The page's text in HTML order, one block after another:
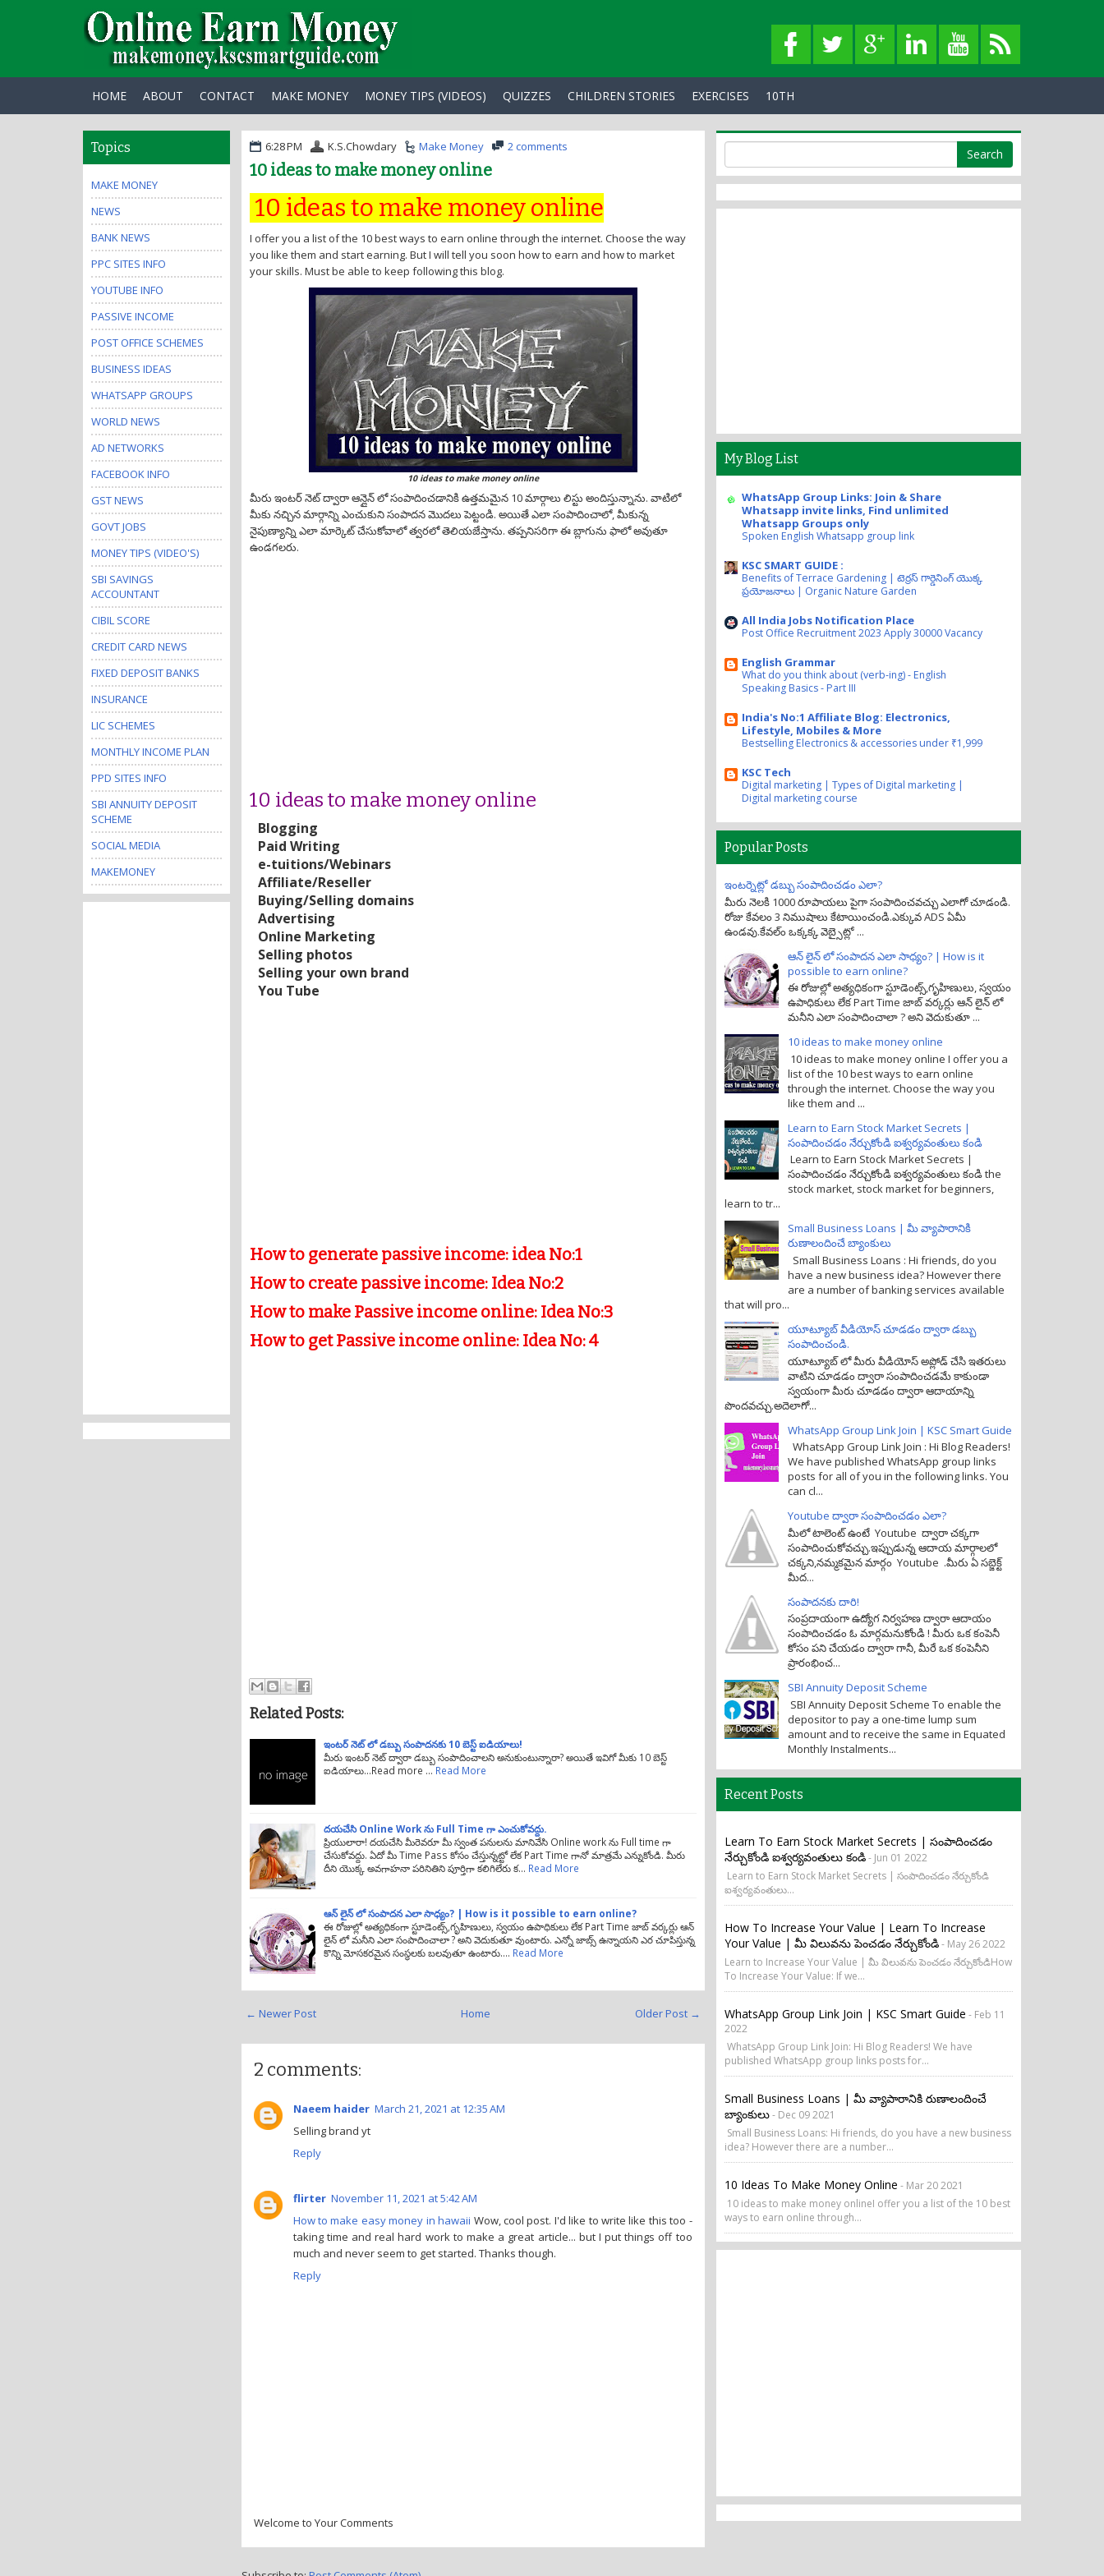
HOME ABOUT CONTACT MAKE MONEY MONEY TIPS (VIDEOS) QUIZZES CHILDREN STORIES EXERCISES 10TH
6:28 PM K.S.Chowdary Make Money 2 comments
10 ideas to make money online
10 ideas to make money online
I offer you a list of the 10 best ways to earn online through the internet. Choose the way
you like them and start earning. But I will tell you soon how to earn and how to market
your skills. Must be able to keep following this blog.
10 ideas to make money online
మీరు ఇంటర్ నెట్ ద్వారా ఆన్లైన్ లో సంపాదించడానికి ఉత్తమమైన 10 మార్గాలు లిస్టు అందిస్తున్నాను. వాటిలో
మీకు నచ్చిన మార్గాన్ని ఎంచుకుని సంపాదన మొదలు పెట్టండి. అయితే ఎలా సంపాదించాలో, మీకున్న
నైపుణ్యాన్ని ఎలా మార్కెట్ చేసుకోవాలో త్వరలో తెలియజేస్తాను. తప్పనిసరిగా ఈ బ్లాగును ఫాలో అవుతూ
ఉండగలరు.
10 ideas to make money online
Blogging
Paid Writing
e-tuitions/Webinars
Affiliate/Reseller
Buying/Selling domains
Advertising
Online Marketing
Selling photos
Selling your own brand
You Tube
How to generate passive income: idea No:1
How to create passive income: Idea No:2
How to make Passive income online: Idea No:3
How to get Passive income online: Idea No: 4
Related Posts:
ఇంటర్ నెట్ లో డబ్బు సంపాదనకు 10 బెస్ట్ ఐడియాలు!
మీరు ఇంటర్ నెట్ ద్వారా డబ్బు సంపాదించాలని అనుకుంటున్నారా? అయితే ఇవిగో మీకు 10 బెస్ట్
ఐడియాలు...Read more … Read More
దయచేసి Online Work ను Full Time గా ఎంచుకోవద్దు.
ప్రియులారా! దయచేసి మీరెవరూ మీ స్వంత పనులను మానివేసి Online work ను Full time గా
చేసుకోవద్దు. ఏదో మీ Time Pass కోసం చేస్తున్నట్టో లేక Part Time గానో మాత్రమే ఎన్నుకోండి. మీరు
దీని యొక్క అవగాహనా పరినితిని పూర్తిగా కలిగిలేరు క… Read More
ఆన్ లైన్ లో సంపాదన ఎలా సాధ్యం? | How is it possible to earn online?
ఈ రోజుల్లో అత్యధికంగా స్టూడెంట్స్,గృహిణులు, స్వయం ఉపాధికులు లేక Part Time జాబ్ వర్కర్లు ఆన్
లైన్ లో మనీని ఎలా సంపాదించాలా ? అని వెదుకుతూ వుంటారు. ఎన్నో జాబ్స్ ఉన్నాయని ఎర చూపిస్తున్న
కొన్ని మోసకరమైన సంస్థలకు బలవుతూ ఉంటారు.… Read More
← Newer Post Older Post →
Home
2 comments:
Naeem haider March 21, 2021 at 12:35 AM
Selling brand yt
Reply
flirter November 11, 2021 at 5:42 AM
How to make easy money in hawaii Wow, cool post. I'd like to write like this too -
taking time and real hard work to make a great article... but I put things off too
much and never seem to get started. Thanks though.
Reply
Welcome to Your Comments
Topics
MAKE MONEY
NEWS
BANK NEWS
PPC SITES INFO
YOUTUBE INFO
PASSIVE INCOME
POST OFFICE SCHEMES
BUSINESS IDEAS
WHATSAPP GROUPS
WORLD NEWS
AD NETWORKS
FACEBOOK INFO
GST NEWS
GOVT JOBS
MONEY TIPS (VIDEO'S)
SBI SAVINGS
ACCOUNTANT
CIBIL SCORE
CREDIT CARD NEWS
FIXED DEPOSIT BANKS
INSURANCE
LIC SCHEMES
MONTHLY INCOME PLAN
PPD SITES INFO
SBI ANNUITY DEPOSIT
SCHEME
SOCIAL MEDIA
MAKEMONEY
My Blog List
WhatsApp Group Links: Join & Share
Whatsapp invite links, Find unlimited
Whatsapp Groups only
Spoken English Whatsapp group link
KSC SMART GUIDE :
Benefits of Terrace Gardening | టెర్రస్ గార్డెనింగ్ యొక్క
ప్రయోజనాలు | Organic Nature Garden
All India Jobs Notification Place
Post Office Recruitment 2023 Apply 30000 Vacancy
English Grammar
What do you think about (verb-ing) - English
Speaking Basics - Part III
India's No:1 Affiliate Blog: Electronics,
Lifestyle, Mobiles & More
Bestselling Electronics & accessories under ₹1,999
KSC Tech
Digital marketing | Types of Digital marketing |
Digital marketing course
Popular Posts
ఇంటర్నెట్లో డబ్బు సంపాదించడం ఎలా?
మీరు నెలకి 1000 రూపాయలు పైగా సంపాదించవచ్చు ఎలాగో చూడండి.
రోజు కేవలం 3 నిముషాలు కేటాయించండి.ఎక్కువ ADS ఏమీ
ఉండవు.కేవల్ం ఒక్కక్క వెబ్సైట్లో ...
ఆన్ లైన్ లో సంపాదన ఎలా సాధ్యం? | How is it
possible to earn online?
ఈ రోజుల్లో అత్యధికంగా స్టూడెంట్స్,గృహిణులు, స్వయం
ఉపాధికులు లేక Part Time జాబ్ వర్కర్లు ఆన్ లైన్ లో
మనీని ఎలా సంపాదించాలా ? అని వెదుకుతూ ...
10 ideas to make money online
10 ideas to make money online I offer you a
list of the 10 best ways to earn online
through the internet. Choose the way you
like them and ...
Learn to Earn Stock Market Secrets |
సంపాదించడం నేర్చుకోండి ఐశ్వర్యవంతులు కండి
Learn to Earn Stock Market Secrets |
సంపాదించడం నేర్చుకోండి ఐశ్వర్యవంతులు కండి the
stock market, stock market for beginners,
learn to tr...
Small Business Loans | మీ వ్యాపారానికి
రుణాలందించే బ్యాంకులు
Small Business Loans : Hi friends, do you
have a new business idea? However there
are a number of banking services available
that will pro...
యూట్యూబ్ వీడియోస్ చూడడం ద్వారా డబ్బు
సంపాదించండి.
యూట్యూబ్ లో మీరు వీడియోస్ అప్లోడ్ చేసి ఇతరులు
వాటిని చూడడం ద్వారా సంపాదించడమే కాకుండా
స్వయంగా మీరు చూడడం ద్వారా ఆదాయాన్ని
పొందవచ్చు.అదెలాగో...
WhatsApp Group Link Join | KSC Smart Guide
WhatsApp Group Link Join : Hi Blog Readers!
We have published WhatsApp group links
posts for all of you in the following links. You
can cl...
Youtube ద్వారా సంపాదించడం ఎలా?
మీలో టాలెంట్ ఉంటే Youtube ద్వారా చక్కగా
సంపాదించుకోవచ్చు.ఇప్పుడున్న ఆదాయ మార్గాలలో
చక్కని,నమ్మకమైన మార్గం Youtube .మీరు ఏ సబ్జెక్ట్
మీద...
సంపాదనకు దారి!
సంప్రదాయంగా ఉద్యోగ నిర్వహణ ద్వారా ఆదాయం
సంపాదించడం ఓ మార్గమనుకోండి ! మీరు ఒక కంపెనీ
కోసం పని చేయడం ద్వారా గానీ, మీరే ఒక కంపెనీని
ప్రారంభించ...
SBI Annuity Deposit Scheme
SBI Annuity Deposit Scheme To enable the
depositor to pay a one-time lump sum
amount and to receive the same in Equated
Monthly Instalments...
Recent Posts
Learn To Earn Stock Market Secrets | సంపాదించడం
నేర్చుకోండి ఐశ్వర్యవంతులు కండి- Jun 01 2022
Learn to Earn Stock Market Secrets | సంపాదించడం నేర్చుకోండి
ఐశ్వర్యవంతులు...
How To Increase Your Value | Learn To Increase
Your Value | మీ విలువను పెంచడం నేర్చుకోండి- May 26 2022
Learn to Increase Your Value | మీ విలువను పెంచడం నేర్చుకోండిHow
To Increase Your Value: If we...
WhatsApp Group Link Join | KSC Smart Guide - Feb 11
2022
WhatsApp Group Link Join: Hi Blog Readers! We have
published WhatsApp group links posts for...
Small Business Loans | మీ వ్యాపారానికి రుణాలందించే
బ్యాంకులు- Dec 09 2021
Small Business Loans: Hi friends, do you have a new business
idea? However there are a number...
10 Ideas To Make Money Online - Mar 20 2021
10 ideas to make money onlineI offer you a list of the 10 best
ways to earn online through...